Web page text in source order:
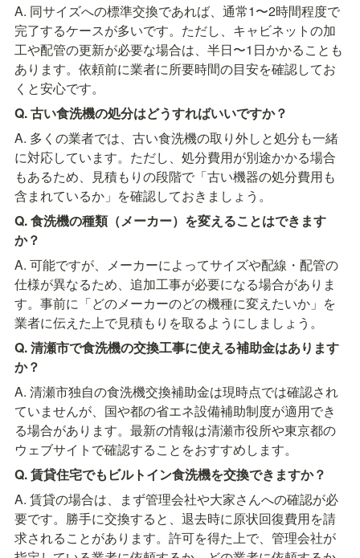
A. 同サイズへの標準交換であれば、通常1〜2時間程度で
完了するケースが多いです。ただし、キャビネットの加
工や配管の更新が必要な場合は、半日〜1日かかることも
あります。依頼前に業者に所要時間の目安を確認してお
くと安心です。
Q. 古い食洗機の処分はどうすればいいですか？
A. 多くの業者では、古い食洗機の取り外しと処分も一緒
に対応しています。ただし、処分費用が別途かかる場合
もあるため、見積もりの段階で「古い機器の処分費用も
含まれているか」を確認しておきましょう。
Q. 食洗機の種類（メーカー）を変えることはできます
か？
A. 可能ですが、メーカーによってサイズや配線・配管の
仕様が異なるため、追加工事が必要になる場合がありま
す。事前に「どのメーカーのどの機種に変えたいか」を
業者に伝えた上で見積もりを取るようにしましょう。
Q. 清瀬市で食洗機の交換工事に使える補助金はあります
か？
A. 清瀬市独自の食洗機交換補助金は現時点では確認され
ていませんが、国や都の省エネ設備補助制度が適用でき
る場合があります。最新の情報は清瀬市役所や東京都の
ウェブサイトで確認することをおすすめします。
Q. 賃貸住宅でもビルトイン食洗機を交換できますか？
A. 賃貸の場合は、まず管理会社や大家さんへの確認が必
要です。勝手に交換すると、退去時に原状回復費用を請
求されることがあります。許可を得た上で、管理会社が